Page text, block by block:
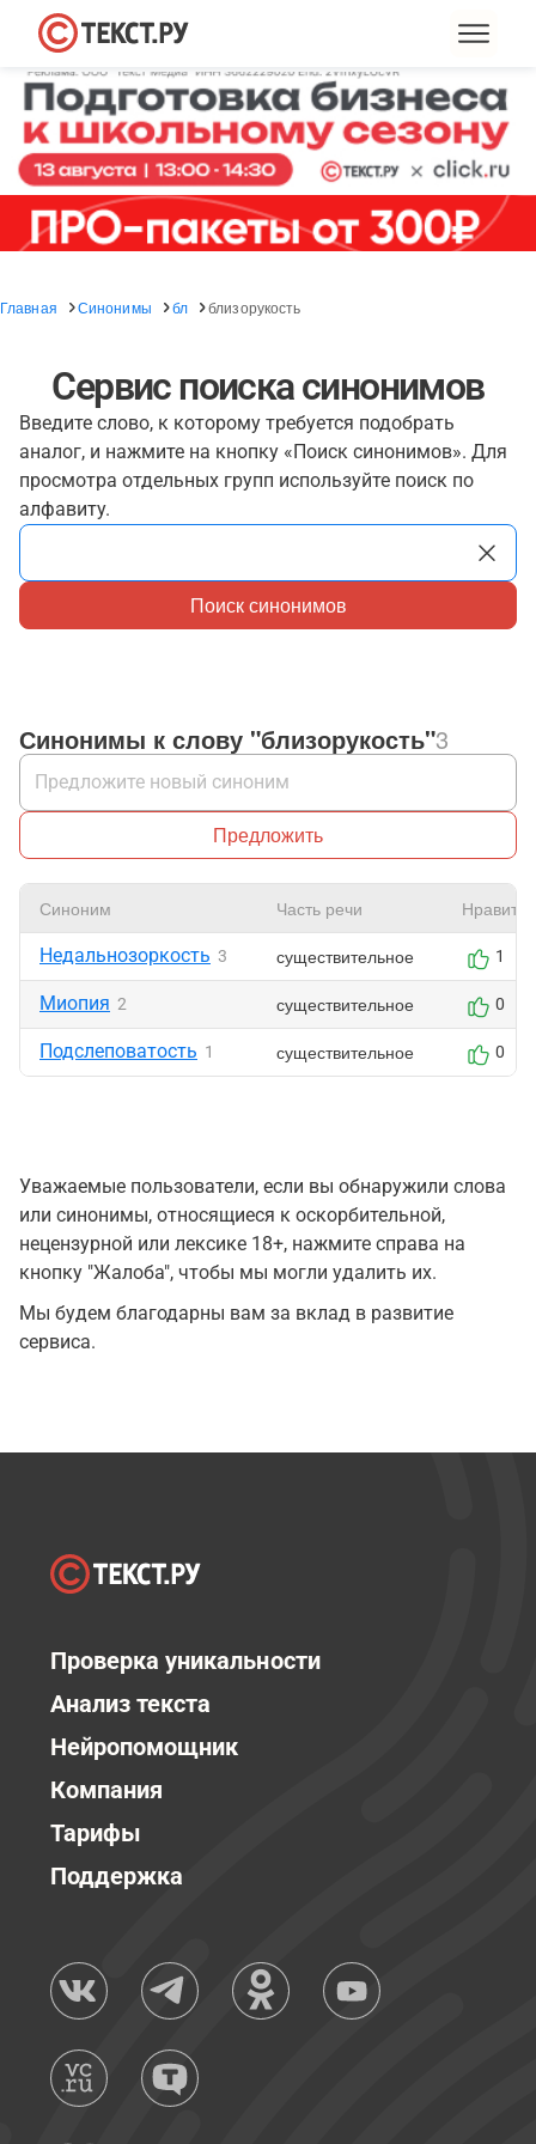
Главная Синонимы бл близорукость
Сервис поиска синонимов
Введите слово, к которому требуется подобрать
аналог, и нажмите на кнопку «Поиск синонимов». Для
просмотра отдельных групп используйте поиск по
алфавиту.
Поиск синонимов
Синонимы к слову "близорукость"3
Предложить
Синоним Часть речи Нравится
Недальнозоркость 3 существительное 1
Миопия 2 существительное 0
Подслеповатость 1 существительное 0
Уважаемые пользователи, если вы обнаружили слова
или синонимы, относящиеся к оскорбительной,
нецензурной или лексике 18+, нажмите справа на
кнопку "Жалоба", чтобы мы могли удалить их.
Мы будем благодарны вам за вклад в развитие
сервиса.
Проверка уникальности
Анализ текста
Нейропомощник
Компания
Тарифы
Поддержка